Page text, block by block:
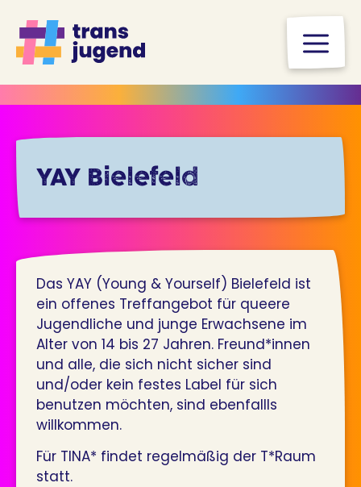
Inhalt
springen
YAY Bielefeld
Das YAY (Young & Yourself) Bielefeld ist
ein offenes Treffangebot für queere
Jugendliche und junge Erwachsene im
Alter von 14 bis 27 Jahren. Freund*innen
und alle, die sich nicht sicher sind
und/oder kein festes Label für sich
benutzen möchten, sind ebenfallls
willkommen.
Für TINA* findet regelmäßig der T*Raum
statt.